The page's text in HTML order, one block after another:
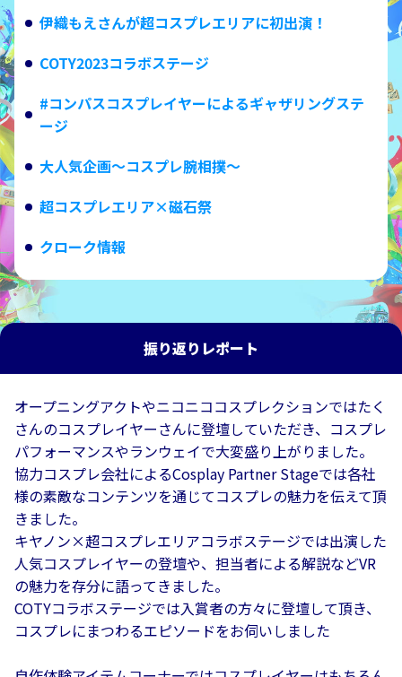
伊織もえさんが超コスプレエリアに初出演！
COTY2023コラボステージ
#コンパスコスプレイヤーによるギャザリングステ
ージ
大人気企画〜コスプレ腕相撲〜
超コスプレエリア×磁石祭
クローク情報
振り返りレポート
オープニングアクトやニコニココスプレクションではたく
さんのコスプレイヤーさんに登壇していただき、コスプレ
パフォーマンスやランウェイで大変盛り上がりました。
協力コスプレ会社によるCosplay Partner Stageでは各社
様の素敵なコンテンツを通じてコスプレの魅力を伝えて頂
きました。
キヤノン×超コスプレエリアコラボステージでは出演した
人気コスプレイヤーの登壇や、担当者による解説などVR
の魅力を存分に語ってきました。
COTYコラボステージでは入賞者の方々に登壇して頂き、
コスプレにまつわるエピソードをお伺いしました